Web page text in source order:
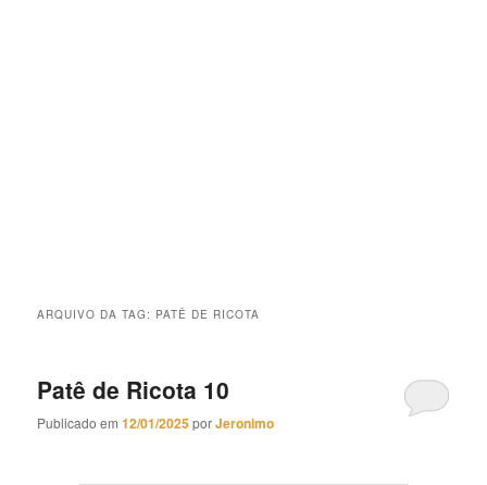
ARQUIVO DA TAG: PATÊ DE RICOTA
Patê de Ricota 10
Publicado em12/01/2025porJeronimo